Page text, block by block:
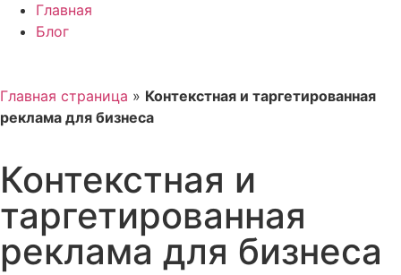
Главная
Блог
Главная страница » Контекстная и таргетированная
реклама для бизнеса
Контекстная и
таргетированная
реклама для бизнеса